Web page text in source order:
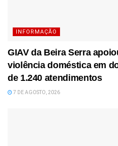
INFORMAÇÃO
GIAV da Beira Serra
violência doméstica em
de 1.240 atendimentos
7 DE AGOSTO, 2026